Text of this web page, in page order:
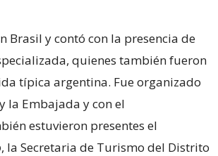
Brasil y contó con la presencia de
quienes también fueron
típica argentina. Fue organizado
la Embajada y con el
estuvieron presentes el
, la Secretaria de Turismo del Distrito